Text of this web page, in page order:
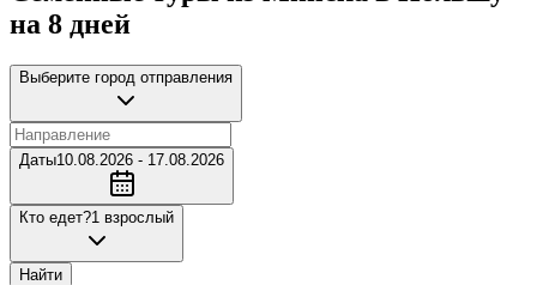
на 8 дней
Выберите город отправления
Даты10.08.2026 - 17.08.2026
Кто едет?1 взрослый
Найти